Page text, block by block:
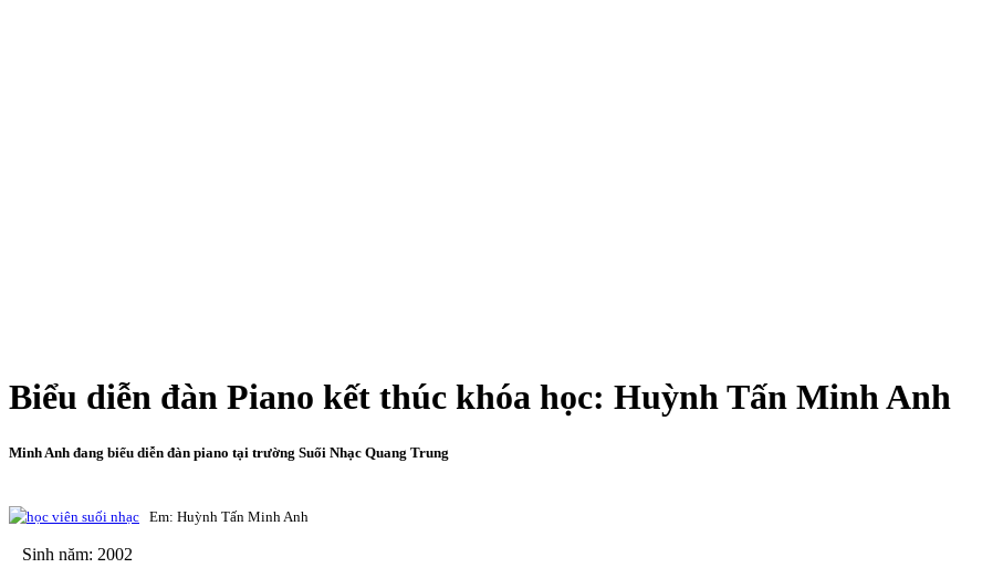
Biểu diễn đàn Piano kết thúc khóa học: Huỳnh Tấn Minh Anh
Minh Anh đang biểu diễn đàn piano tại trường Suối Nhạc Quang Trung
Em: Huỳnh Tấn Minh Anh
Sinh năm: 2002